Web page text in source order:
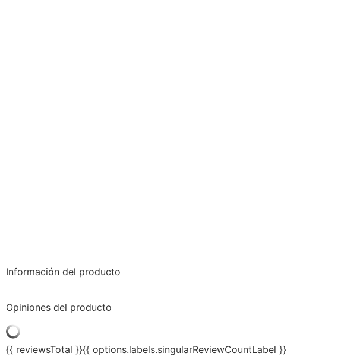
Información del producto
Opiniones del producto
{{ reviewsTotal }}{{ options.labels.singularReviewCountLabel }}